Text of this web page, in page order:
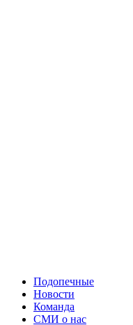
Подопечные
Новости
Команда
СМИ о нас